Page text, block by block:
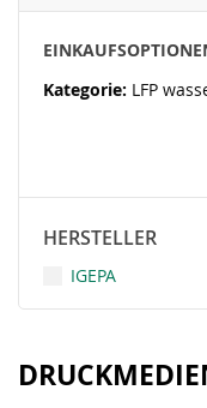
LFP
Banner - Mesh
Kategorie LFP
HERSTELLER
IGEPA